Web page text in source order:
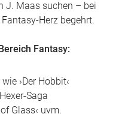
J. Maas suchen – bei
Herz begehrt.
Fantasy:
›Der Hobbit‹
Saga
Glass‹ uvm.